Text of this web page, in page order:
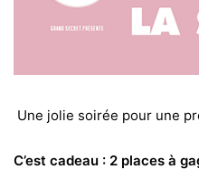
Une jolie soirée pour une
C’est cadeau : 2 places à